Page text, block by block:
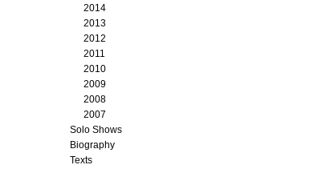
2014
2013
2012
2011
2010
2009
2008
2007
Solo Shows
Biography
Texts